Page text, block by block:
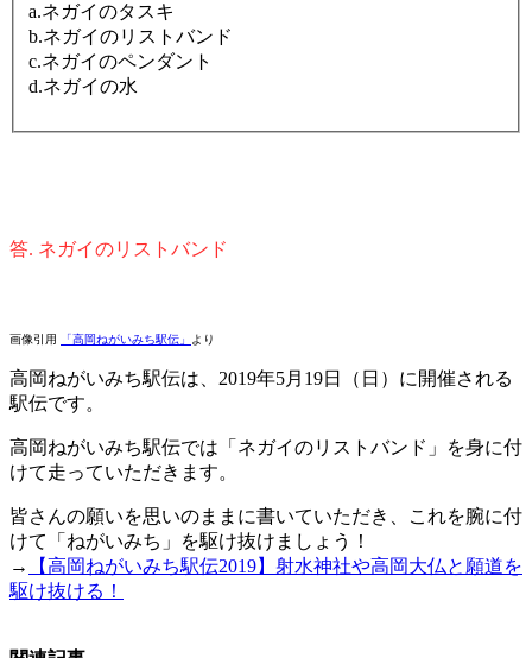
a.ネガイのタスキ
b.ネガイのリストバンド
c.ネガイのペンダント
d.ネガイの水
答. ネガイのリストバンド
画像引用 「高岡ねがいみち駅伝」 より
高岡ねがいみち駅伝は、2019年5月19日（日）に開催される
駅伝です。
高岡ねがいみち駅伝では「ネガイのリストバンド」を身に付
けて走っていただきます。
皆さんの願いを思いのままに書いていただき、これを腕に付
けて「ねがいみち」を駆け抜けましょう！
→
【高岡ねがいみち駅伝2019】射水神社や高岡大仏と願道を
駆け抜ける！